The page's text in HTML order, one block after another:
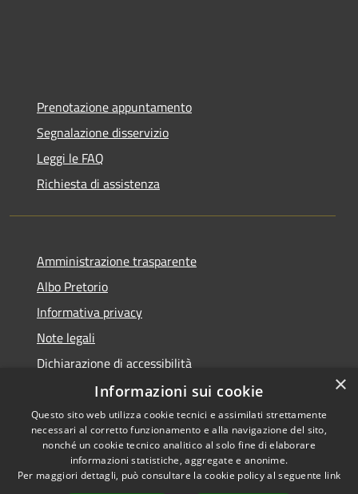
Prenotazione appuntamento
Segnalazione disservizio
Leggi le FAQ
Richiesta di assistenza
Amministrazione trasparente
Albo Pretorio
Informativa privacy
Note legali
Dichiarazione di accessibilità
Accessibilità
Privacy
Copyright © 2026 • Comune di
Spinadesco • Powered by
Municipium•Accesso
×
Informazioni sui cookie
Questo sito web utilizza cookie tecnici e assimilati strettamente
necessari al corretto funzionamento e alla navigazione del sito,
nonché un cookie tecnico analitico al solo fine di elaborare
informazioni statistiche, aggregate e anonime.
Per maggiori dettagli, può consultare la cookie policy al seguente link